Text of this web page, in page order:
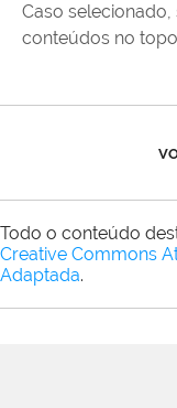
Caso
conteúdos no
Todo o conteúdo
Creative Commons
Adaptada.